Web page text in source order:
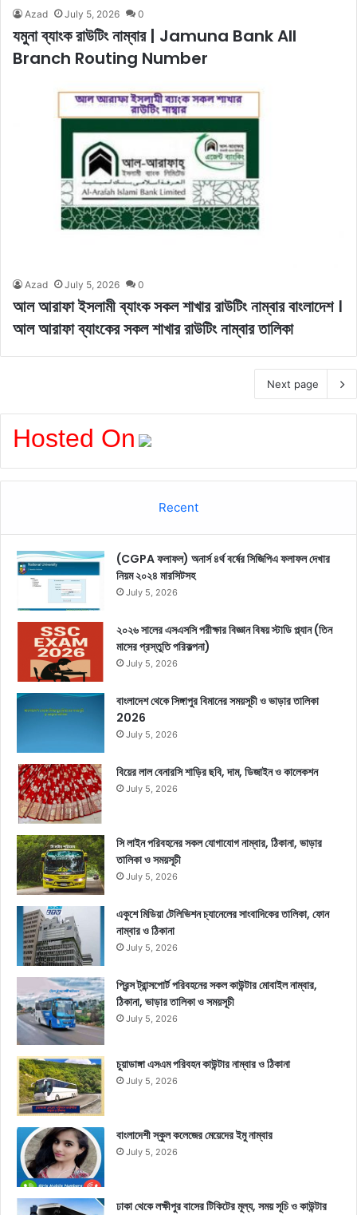
Azad July 5, 2026 0
যমুনা ব্যাংক রাউটিং নাম্বার | Jamuna Bank All
Branch Routing Number
Azad July 5, 2026 0
আল আরাফা ইসলামী ব্যাংক সকল শাখার রাউটিং নাম্বার বাংলাদেশ ।
আল আরাফা ব্যাংকের সকল শাখার রাউটিং নাম্বার তালিকা
Next page
Hosted On
Recent
(CGPA ফলাফল) অনার্স ৪র্থ বর্ষের সিজিপিএ ফলাফল দেখার
নিয়ম ২০২৪ মারসিটসহ
July 5, 2026
২০২৬ সালের এসএসসি পরীক্ষার বিজ্ঞান বিষয় স্টাডি প্ল্যান (তিন
মাসের প্রস্তুতি পরিকল্পনা)
July 5, 2026
বাংলাদেশ থেকে সিঙ্গাপুর বিমানের সময়সূচী ও ভাড়ার তালিকা
2026
July 5, 2026
বিয়ের লাল বেনারসি শাড়ির ছবি, দাম, ডিজাইন ও কালেকশন
July 5, 2026
সি লাইন পরিবহনের সকল যোগাযোগ নাম্বার, ঠিকানা, ভাড়ার
তালিকা ও সময়সূচী
July 5, 2026
একুশে মিডিয়া টেলিভিশন চ্যানেলের সাংবাদিকের তালিকা, ফোন
নাম্বার ও ঠিকানা
July 5, 2026
প্রিন্স ট্রান্সপোর্ট পরিবহনের সকল কাউন্টার মোবাইল নাম্বার,
ঠিকানা, ভাড়ার তালিকা ও সময়সূচী
July 5, 2026
চুয়াডাঙ্গা এসএম পরিবহন কাউন্টার নাম্বার ও ঠিকানা
July 5, 2026
বাংলাদেশী স্কুল কলেজের মেয়েদের ইমু নাম্বার
July 5, 2026
ঢাকা থেকে লক্ষীপুর বাসের টিকিটের মূল্য, সময় সূচি ও কাউন্টার